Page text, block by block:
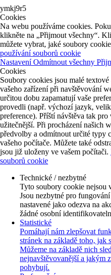
ymkj9r5
Cookies
Na webu používáme cookies.
klikněte na „Přijmout všechny“.
můžete vybrat, jaké soubory
používání souborů cookie
NastaveníOdmítnout všechny
Cookies
Soubory cookies jsou malé
vašeho zařízení při navštěvování
určitou dobu zapamatují vaše
provedli (např. výchozí jazyk,
preference). Příští návštěva tak
užitečnější. Při procházení našich
předvolby a odmítnout určité typy
vašeho počítače. Můžete také
jsou již uloženy ve vašem počítači.
souborů cookie
Technické / nezbytné
Tyto soubory cookie nejsou
Jsou nezbytné pro
nastavené jako odezva na
žádné osobní
Statistické
Pomáhají nám zlepšovat
stránek na základě toho, jak
Můžeme na základě nich
nejnavštěvovanější a jakým
pohybují.